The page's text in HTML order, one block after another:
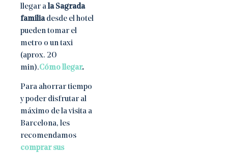
llegar ala Sagrada
familiadesde el hotel
pueden tomar el
metro o un taxi
(aprox. 20
min).Cómo llegar.
Para ahorrar tiempo
y poder disfrutar al
máximo de la visita a
Barcelona, les
recomendamos
comprar sus